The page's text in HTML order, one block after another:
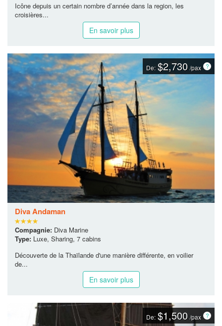
Icône depuis un certain nombre d’année dans la region, les
croisières...
En savoir plus
De: $2,730 /pax
Diva Andaman
Compagnie: Diva Marine
Type: Luxe, Sharing, 7 cabins
Découverte de la Thaïlande d'une manière différente, en voilier
de...
En savoir plus
De: $1,500 /pax